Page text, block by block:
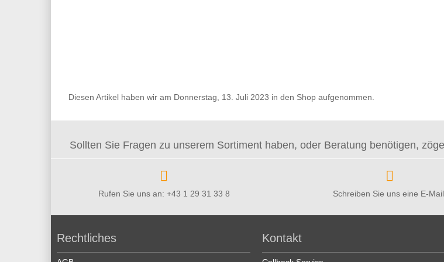
Diesen Artikel haben wir am Donnerstag, 13. Juli 2023 in den Shop aufgenommen.
Sollten Sie Fragen zu unserem Sortiment haben, oder Beratung benötigen,
Rufen Sie uns an: +43 1 29 31 33 8 Schreiben Sie uns eine E-Mail.
Rechtliches Kontakt